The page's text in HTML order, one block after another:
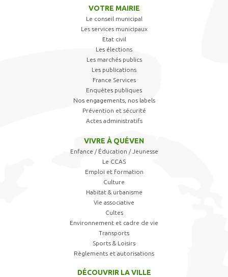
VOTRE MAIRIE
Le conseil municipal
Les services municipaux
Etat civil
Les élections
Les marchés publics
Les publications
France Services
Enquêtes publiques
Nos engagements, nos labels
Prévention et sécurité
Actes administratifs
VIVRE À QUÉVEN
Enfance / Éducation / Jeunesse
Le CCAS
Emploi et formation
Culture
Habitat & urbanisme
Vie associative
Cultes
Environnement et cadre de vie
Transports
Sports & Loisirs
Règlements et autorisations
DÉCOUVRIR LA VILLE